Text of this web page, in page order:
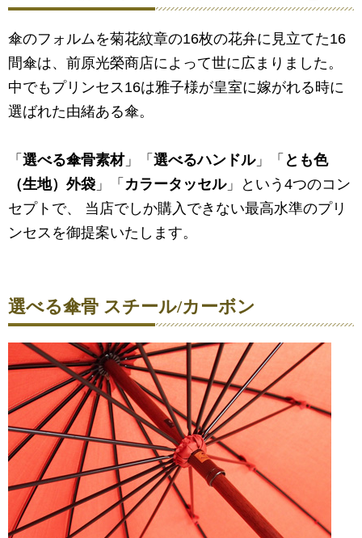
傘のフォルムを菊花紋章の16枚の花弁に見立てた16
間傘は、前原光榮商店によって世に広まりました。
中でもプリンセス16は雅子様が皇室に嫁がれる時に
選ばれた由緒ある傘。
「 選べる傘骨素材」「 選べるハンドル」「 とも色
（生地）外袋 」「 カラータッセル」という4つのコン
セプトで、 当店でしか購入できない最高水準のプリ
ンセスを御提案いたします。
選べる傘骨 スチール/カーボン